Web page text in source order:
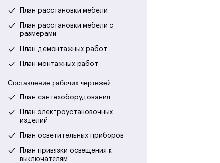
Составление рабочих чертежей:
План расстановки мебели
План расстановки мебели с
размерами
План демонтажных работ
План монтажных работ
План сантехоборудования
План электроустановочных
изделий
План осветительных приборов
План привязки освещения к
выключателям